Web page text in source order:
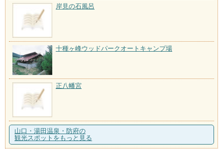
岸見の石風呂
十種ヶ峰ウッドパークオートキャンプ場
正八幡宮
山口・湯田温泉・防府の
観光スポットをもっと見る